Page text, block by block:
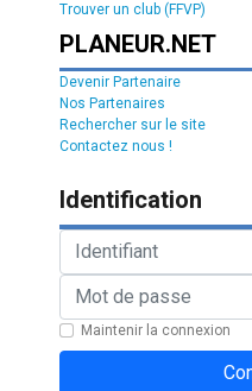
Trouver un club (FFVP)
PLANEUR.NET
Devenir Partenaire
Nos Partenaires
Rechercher sur le site
Contactez nous !
Identification
Identifiant
Mot de passe
Maintenir la connexion